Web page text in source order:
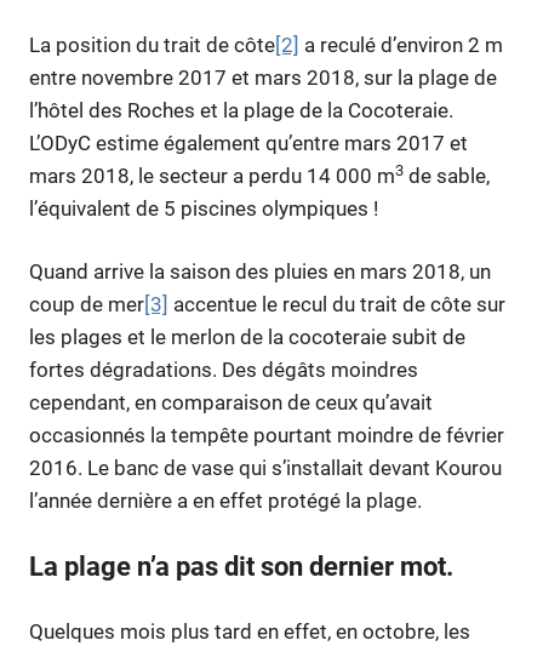
La position du trait de côte[2] a reculé d’environ 2 m
entre novembre 2017 et mars 2018, sur la plage de
l’hôtel des Roches et la plage de la Cocoteraie.
L’ODyC estime également qu’entre mars 2017 et
mars 2018, le secteur a perdu 14 000 m3 de sable,
l’équivalent de 5 piscines olympiques !
Quand arrive la saison des pluies en mars 2018, un
coup de mer[3] accentue le recul du trait de côte sur
les plages et le merlon de la cocoteraie subit de
fortes dégradations. Des dégâts moindres
cependant, en comparaison de ceux qu’avait
occasionnés la tempête pourtant moindre de février
2016. Le banc de vase qui s’installait devant Kourou
l’année dernière a en effet protégé la plage.
La plage n’a pas dit son dernier mot.
Quelques mois plus tard en effet, en octobre, les